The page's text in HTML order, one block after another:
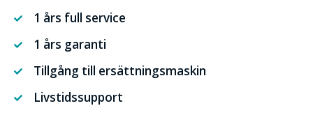
1 års full service
1 års garanti
Tillgång till ersättningsmaskin
Livstidssupport